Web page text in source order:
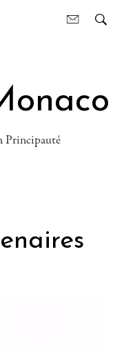
Principauté